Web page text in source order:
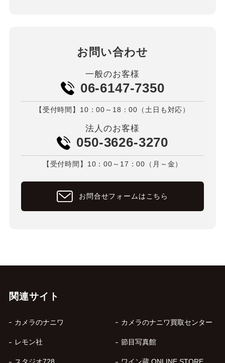
お問い合わせ
一般のお客様
06-6147-7350
【受付時間】10：00～18：00（土日も対応）
法人のお客様
050-3626-3270
【受付時間】10：00～17：00（月～金）
お問合せフォームはこちら
関連サイト
カメラのナニワ カメラのナニワ買取センター
レモン社 節目写真館